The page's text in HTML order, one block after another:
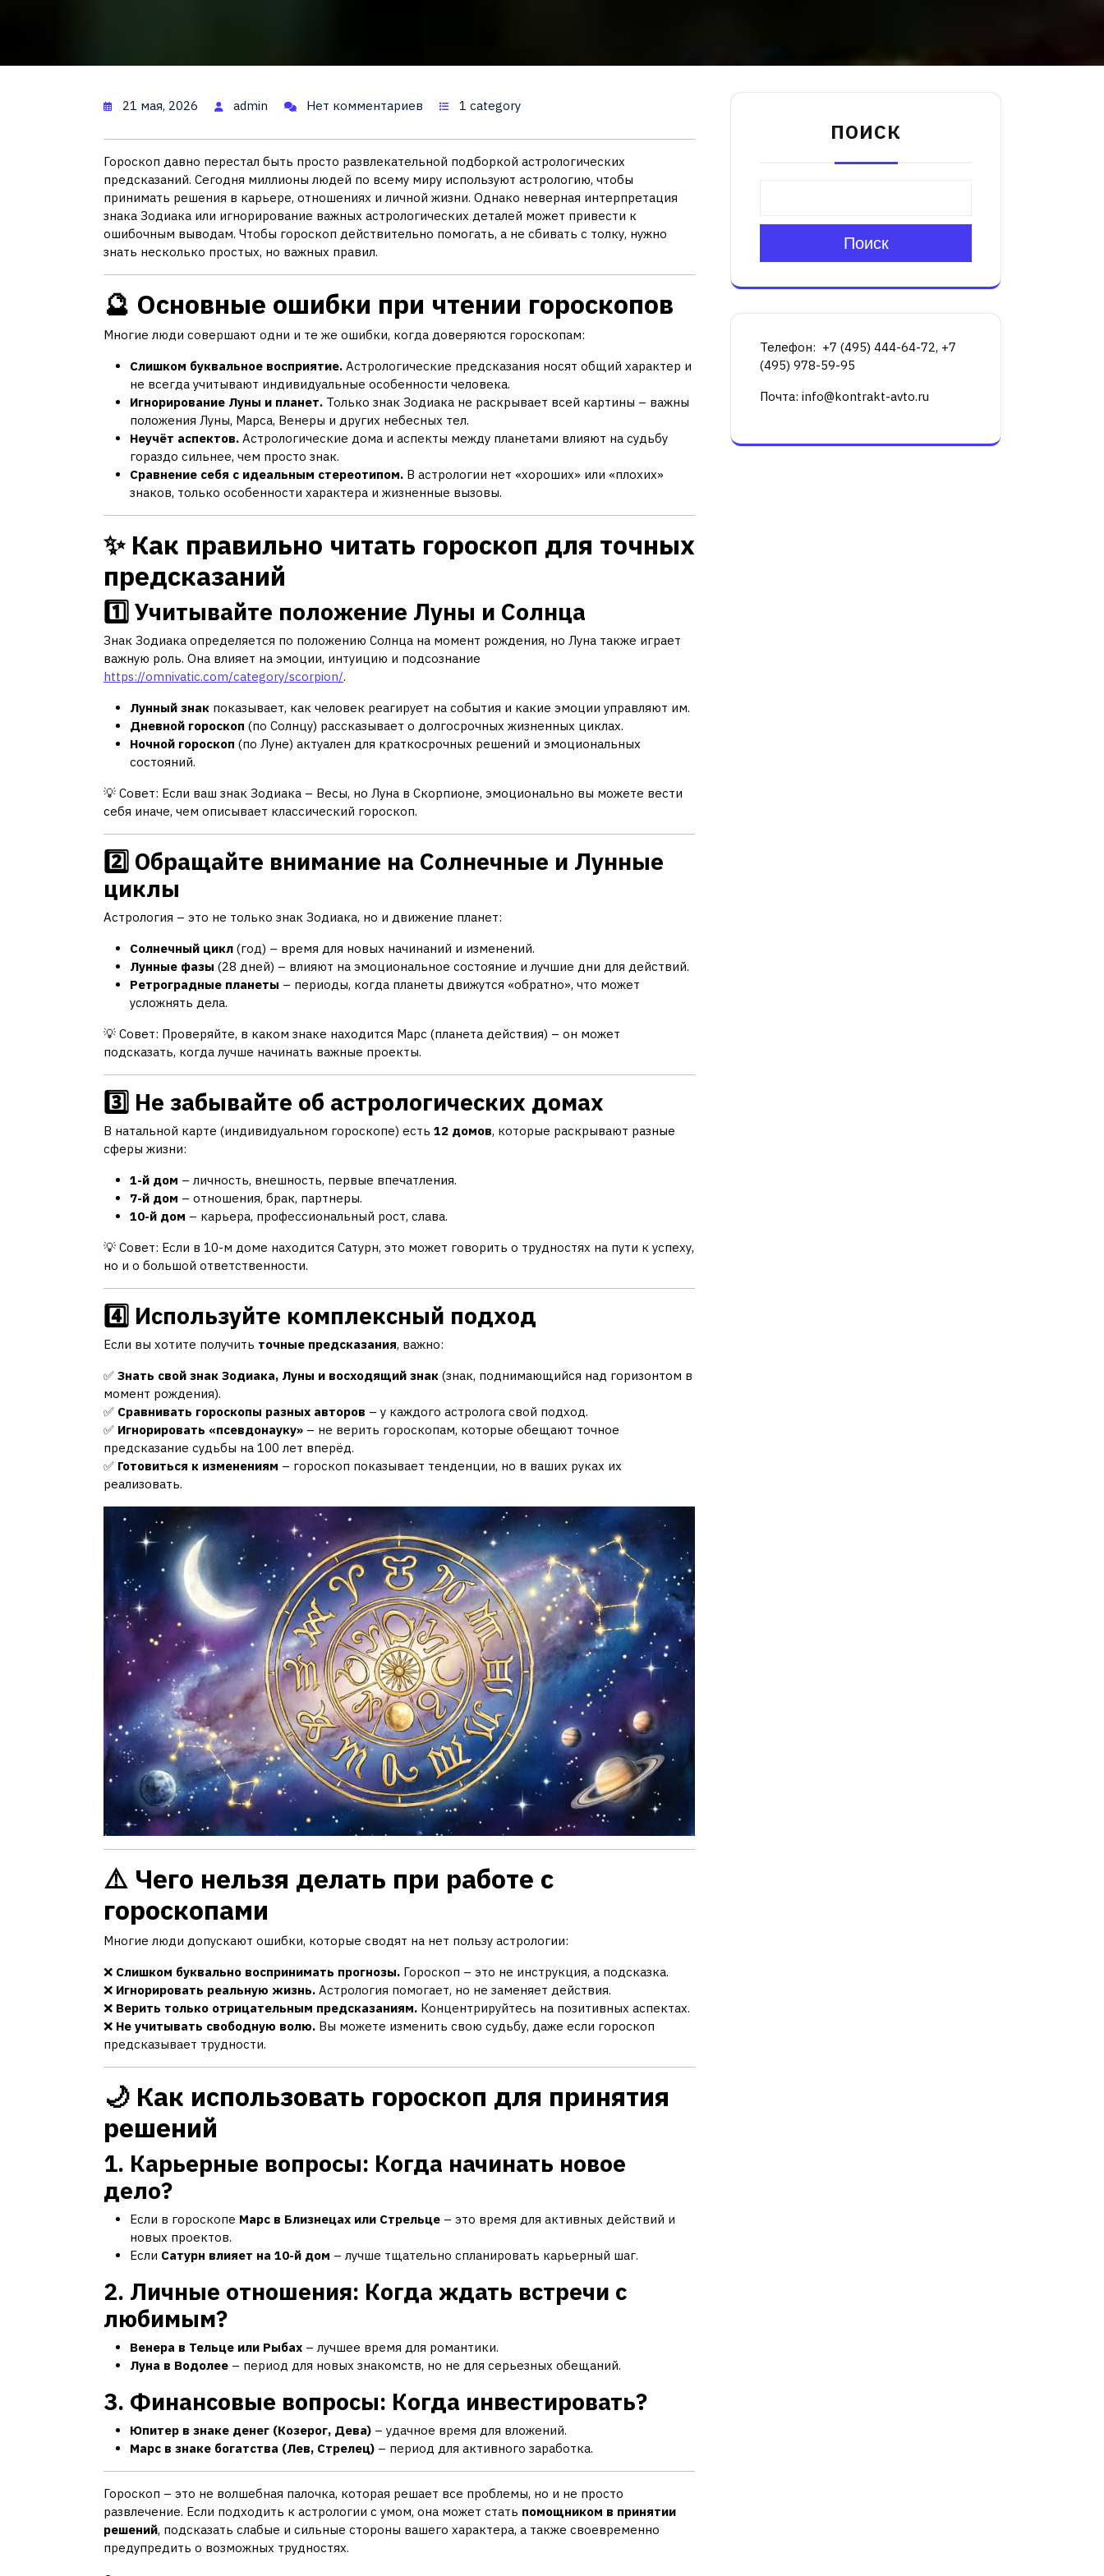
21 мая, 2026 admin Нет комментариев 1 category
Гороскоп давно перестал быть просто развлекательной подборкой астрологических
предсказаний. Сегодня миллионы людей по всему миру используют астрологию, чтобы
принимать решения в карьере, отношениях и личной жизни. Однако неверная интерпретация
знака Зодиака или игнорирование важных астрологических деталей может привести к
ошибочным выводам. Чтобы гороскоп действительно помогать, а не сбивать с толку, нужно
знать несколько простых, но важных правил.
🔮 Основные ошибки при чтении гороскопов
Многие люди совершают одни и те же ошибки, когда доверяются гороскопам:
Слишком буквальное восприятие. Астрологические предсказания носят общий характер и
не всегда учитывают индивидуальные особенности человека.
Игнорирование Луны и планет. Только знак Зодиака не раскрывает всей картины – важны
положения Луны, Марса, Венеры и других небесных тел.
Неучёт аспектов. Астрологические дома и аспекты между планетами влияют на судьбу
гораздо сильнее, чем просто знак.
Сравнение себя с идеальным стереотипом. В астрологии нет «хороших» или «плохих»
знаков, только особенности характера и жизненные вызовы.
✨ Как правильно читать гороскоп для точных
предсказаний
1️⃣ Учитывайте положение Луны и Солнца
Знак Зодиака определяется по положению Солнца на момент рождения, но Луна также играет
важную роль. Она влияет на эмоции, интуицию и подсознание
https://omnivatic.com/category/scorpion/.
Лунный знак показывает, как человек реагирует на события и какие эмоции управляют им.
Дневной гороскоп (по Солнцу) рассказывает о долгосрочных жизненных циклах.
Ночной гороскоп (по Луне) актуален для краткосрочных решений и эмоциональных
состояний.
💡 Совет: Если ваш знак Зодиака – Весы, но Луна в Скорпионе, эмоционально вы можете вести
себя иначе, чем описывает классический гороскоп.
2️⃣ Обращайте внимание на Солнечные и Лунные
циклы
Астрология – это не только знак Зодиака, но и движение планет:
Солнечный цикл (год) – время для новых начинаний и изменений.
Лунные фазы (28 дней) – влияют на эмоциональное состояние и лучшие дни для действий.
Ретроградные планеты – периоды, когда планеты движутся «обратно», что может
усложнять дела.
💡 Совет: Проверяйте, в каком знаке находится Марс (планета действия) – он может
подсказать, когда лучше начинать важные проекты.
3️⃣ Не забывайте об астрологических домах
В натальной карте (индивидуальном гороскопе) есть 12 домов, которые раскрывают разные
сферы жизни:
1-й дом – личность, внешность, первые впечатления.
7-й дом – отношения, брак, партнеры.
10-й дом – карьера, профессиональный рост, слава.
💡 Совет: Если в 10-м доме находится Сатурн, это может говорить о трудностях на пути к успеху,
но и о большой ответственности.
4️⃣ Используйте комплексный подход
Если вы хотите получить точные предсказания, важно:
✅ Знать свой знак Зодиака, Луны и восходящий знак (знак, поднимающийся над горизонтом в
момент рождения).
✅ Сравнивать гороскопы разных авторов – у каждого астролога свой подход.
✅ Игнорировать «псевдонауку» – не верить гороскопам, которые обещают точное
предсказание судьбы на 100 лет вперёд.
✅ Готовиться к изменениям – гороскоп показывает тенденции, но в ваших руках их
реализовать.
⚠️ Чего нельзя делать при работе с
гороскопами
Многие люди допускают ошибки, которые сводят на нет пользу астрологии:
❌ Слишком буквально воспринимать прогнозы. Гороскоп – это не инструкция, а подсказка.
❌ Игнорировать реальную жизнь. Астрология помогает, но не заменяет действия.
❌ Верить только отрицательным предсказаниям. Концентрируйтесь на позитивных аспектах.
❌ Не учитывать свободную волю. Вы можете изменить свою судьбу, даже если гороскоп
предсказывает трудности.
🌙 Как использовать гороскоп для принятия
решений
1. Карьерные вопросы: Когда начинать новое
дело?
Если в гороскопе Марс в Близнецах или Стрельце – это время для активных действий и
новых проектов.
Если Сатурн влияет на 10-й дом – лучше тщательно спланировать карьерный шаг.
2. Личные отношения: Когда ждать встречи с
любимым?
Венера в Тельце или Рыбах – лучшее время для романтики.
Луна в Водолее – период для новых знакомств, но не для серьезных обещаний.
3. Финансовые вопросы: Когда инвестировать?
Юпитер в знаке денег (Козерог, Дева) – удачное время для вложений.
Марс в знаке богатства (Лев, Стрелец) – период для активного заработка.
Гороскоп – это не волшебная палочка, которая решает все проблемы, но и не просто
развлечение. Если подходить к астрологии с умом, она может стать помощником в принятии
решений, подсказать слабые и сильные стороны вашего характера, а также своевременно
предупредить о возможных трудностях.
ПОИСК
Поиск
Телефон: +7 (495) 444-64-72, +7
(495) 978-59-95
Почта: info@kontrakt-avto.ru